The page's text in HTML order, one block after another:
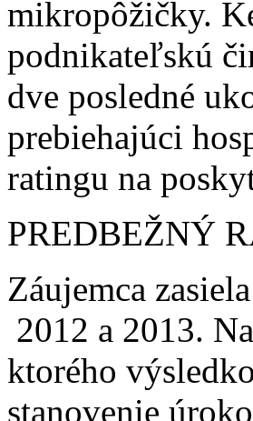
mikropôžičky.
podnikateľskú
dve posledné
prebiehajúci
ratingu na
PREDBEŽNÝ
Záujemca
2012 a 2013.
ktorého
stanovenie